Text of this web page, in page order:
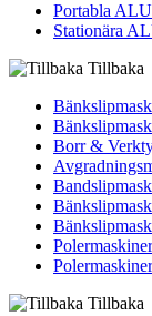
Portabla
Stationära
Tillbaka
Borr &
Tillbaka